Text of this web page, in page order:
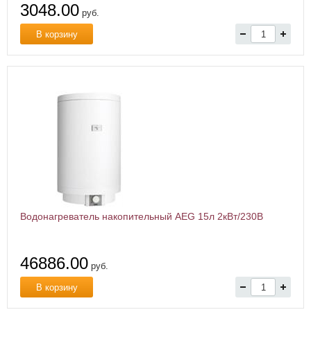
3048.00 руб.
В корзину
Водонагреватель накопительный AEG 15л 2кВт/230В
46886.00 руб.
В корзину